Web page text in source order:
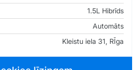
1.5L Hibrīds
Automāts
Kleistu iela 31, RĪga